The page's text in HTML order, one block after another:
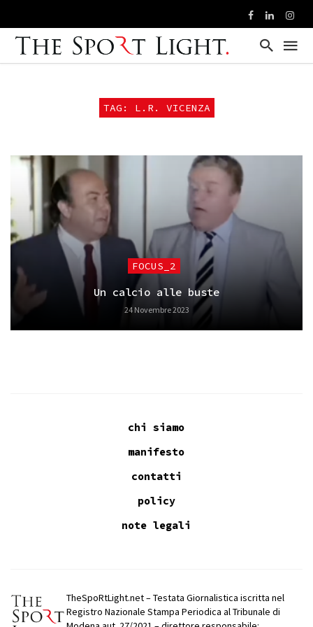
TAG: L.R. VICENZA
FOCUS_2
Un calcio alle buste
24 Novembre 2023
chi siamo
manifesto
contatti
policy
note legali
TheSpoRtLight.net – Testata Giornalistica iscritta nel
Registro Nazionale Stampa Periodica al Tribunale di